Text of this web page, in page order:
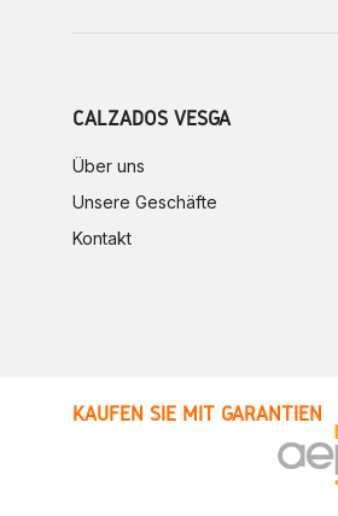
CALZADOS VESGA
Über uns
Unsere Geschäfte
Kontakt
KAUFEN SIE MIT GARANTIEN